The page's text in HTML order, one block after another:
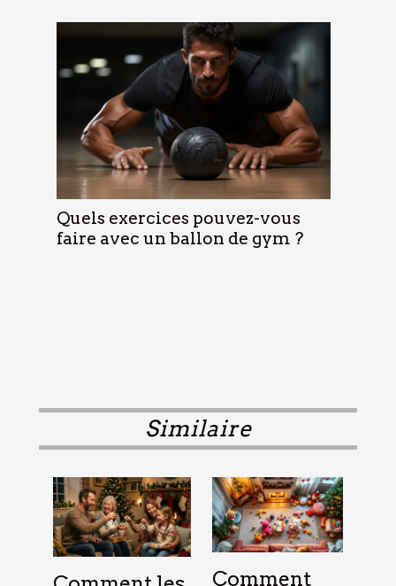
Quels exercices pouvez-vous
faire avec un ballon de gym ?
Similaire
Comment